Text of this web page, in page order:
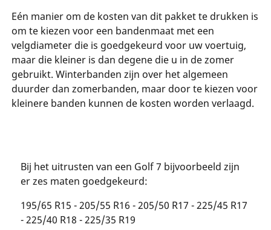
Eén manier om de kosten van dit pakket te drukken is
om te kiezen voor een bandenmaat met een
velgdiameter die is goedgekeurd voor uw voertuig,
maar die kleiner is dan degene die u in de zomer
gebruikt. Winterbanden zijn over het algemeen
duurder dan zomerbanden, maar door te kiezen voor
kleinere banden kunnen de kosten worden verlaagd.
Bij het uitrusten van een Golf 7 bijvoorbeeld zijn
er zes maten goedgekeurd:
195/65 R15 - 205/55 R16 - 205/50 R17 - 225/45 R17
- 225/40 R18 - 225/35 R19